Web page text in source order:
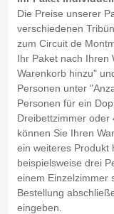
Die Preise unserer
verschiedenen
zum Circuit de
Ihr Paket nach Ihren
Warenkorb hinzu"
Personen unter
Personen für ein
Dreibettzimmer oder
können Sie Ihren
ein weiteres Produkt
beispielsweise drei
einem Einzelzimmer
Bestellung
eingeben.